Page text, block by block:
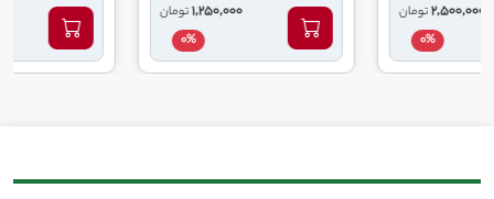
تومان
1,250,000
تومان
7,100,000